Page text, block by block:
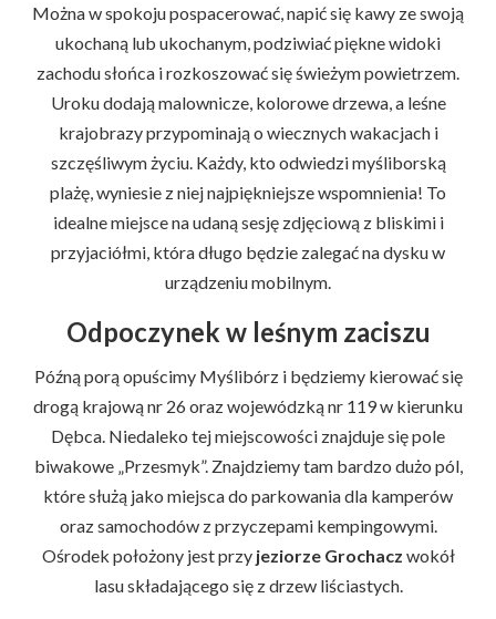
Można w spokoju pospacerować, napić się kawy ze swoją
ukochaną lub ukochanym, podziwiać piękne widoki
zachodu słońca i rozkoszować się świeżym powietrzem.
Uroku dodają malownicze, kolorowe drzewa, a leśne
krajobrazy przypominają o wiecznych wakacjach i
szczęśliwym życiu. Każdy, kto odwiedzi myśliborską
plażę, wyniesie z niej najpiękniejsze wspomnienia! To
idealne miejsce na udaną sesję zdjęciową z bliskimi i
przyjaciółmi, która długo będzie zalegać na dysku w
urządzeniu mobilnym.
Odpoczynek w leśnym zaciszu
Późną porą opuścimy Myślibórz i będziemy kierować się
drogą krajową nr 26 oraz wojewódzką nr 119 w kierunku
Dębca. Niedaleko tej miejscowości znajduje się pole
biwakowe „Przesmyk”. Znajdziemy tam bardzo dużo pól,
które służą jako miejsca do parkowania dla kamperów
oraz samochodów z przyczepami kempingowymi.
Ośrodek położony jest przy jeziorze Grochacz wokół
lasu składającego się z drzew liściastych.